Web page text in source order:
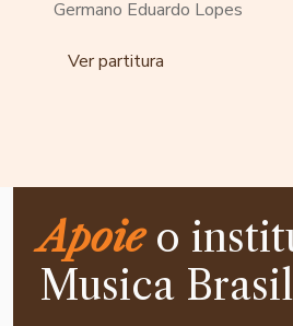
Germano Eduardo Lopes
Ver partitura
Apoieo
Musica